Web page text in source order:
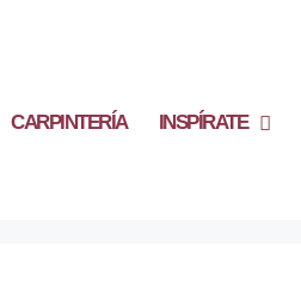
CARPINTERÍA INSPÍRATE